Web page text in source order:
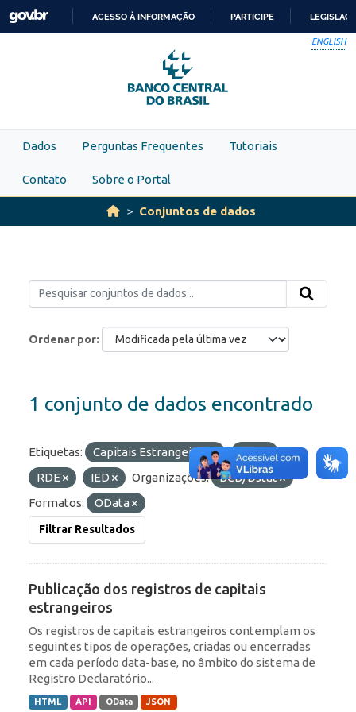
Skip to main content
PARA
O
CONTEÚDO
ACESSO À INFORMAÇÃO PARTICIPE
ENGLISH
Dados Perguntas Frequentes Tutoriais
Contato Sobre o Portal
Conjuntos de dados
Ordenar por
1 conjunto de dados encontrado
Etiquetas: Capitais Estrangeiros
ROF
RDE
IED Organizações:
BCB/Dstat
Formatos:
OData
Filtrar Resultados
Publicação dos registros de capitais
estrangeiros
Os registros de capitais estrangeiros contemplam os
seguintes tipos de operações, criadas ou encerradas
em cada período data-base, no âmbito do sistema de
Registro Declaratório...
HTML API OData JSON